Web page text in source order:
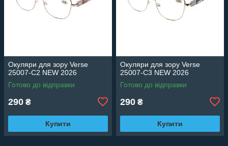
Окуляри для зору Verse
25007-C2 NEW 2026
Готово до відправки
290 ₴
Купити
Окуляри для зору Verse
25007-C3 NEW 2026
Готово до відправки
290 ₴
Купити